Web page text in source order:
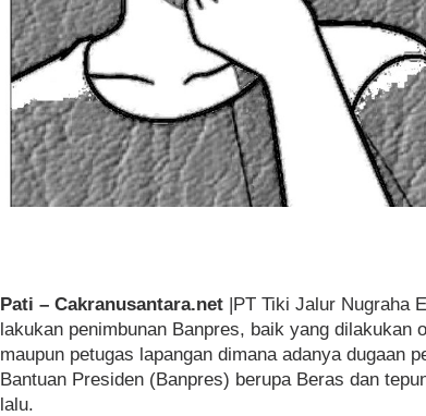
Pati – Cakranusantara.net |PT Tiki Jalur Nugraha
lakukan penimbunan Banpres, baik yang dilakukan
maupun petugas lapangan dimana adanya dugaan
Bantuan Presiden (Banpres) berupa Beras dan
lalu.